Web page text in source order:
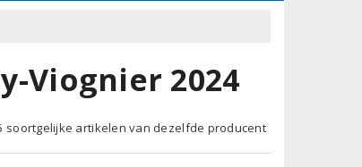
Viognier 2024
soortgelijke artikelen van dezelfde producent